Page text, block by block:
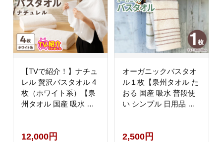
【TVで紹介！】ナチュ
レル 贅沢バスタオル 4
枚（ホワイト系）【泉
州タオル 国産 吸水 普
ー】 G4593
12,000円
オーガニックバスタオ
ル１枚【泉州タオル た
おる 国産 吸水 普段使
い シンプル 日用品 家
2,500円